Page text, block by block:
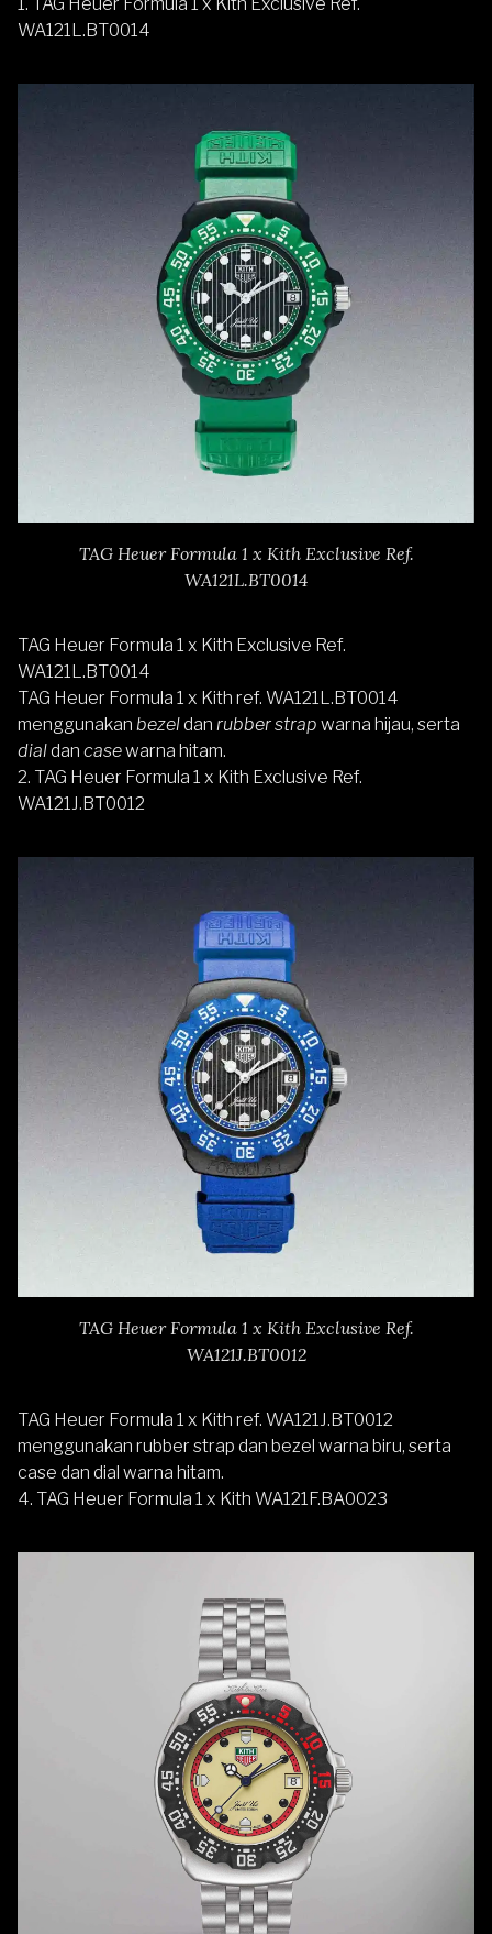
WA121L.BT0014
TAG Heuer Formula 1 x Kith Exclusive Ref.
WA121L.BT0014
TAG Heuer Formula 1 x Kith Exclusive Ref.
WA121L.BT0014
TAG Heuer Formula 1 x Kith ref. WA121L.BT0014
menggunakan bezeldan rubber strap warna hijau, serta
dialdan casewarna hitam.
2. TAG Heuer Formula 1 x Kith Exclusive Ref.
WA121J.BT0012
TAG Heuer Formula 1 x Kith Exclusive Ref.
WA121J.BT0012
TAG Heuer Formula 1 x Kith ref. WA121J.BT0012
menggunakan rubber strap dan bezel warna biru, serta
case dan dial warna hitam.
4. TAG Heuer Formula 1 x Kith WA121F.BA0023